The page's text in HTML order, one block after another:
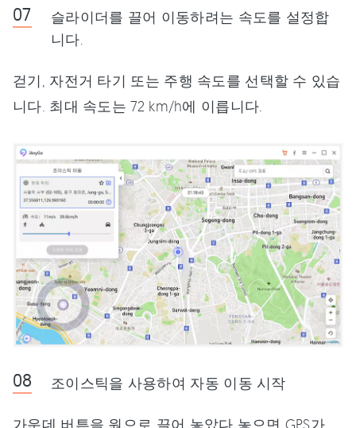
슬라이더를 끌어 이동하려는 속도를 설정합
니다.
걷기, 자전거 타기 또는 주행 속도를 선택할 수 있습
니다. 최대 속도는 72 km/h에 이릅니다.
조이스틱을 사용하여 자동 이동 시작
가운데 버튼을 원으로 끌어 놓았다 놓으면 GPS가